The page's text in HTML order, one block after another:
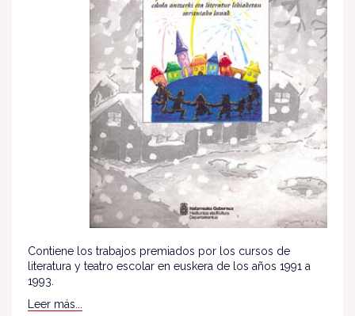
Contiene los trabajos premiados por los cursos de
literatura y teatro escolar en euskera de los años 1991 a
1993.
Leer más...